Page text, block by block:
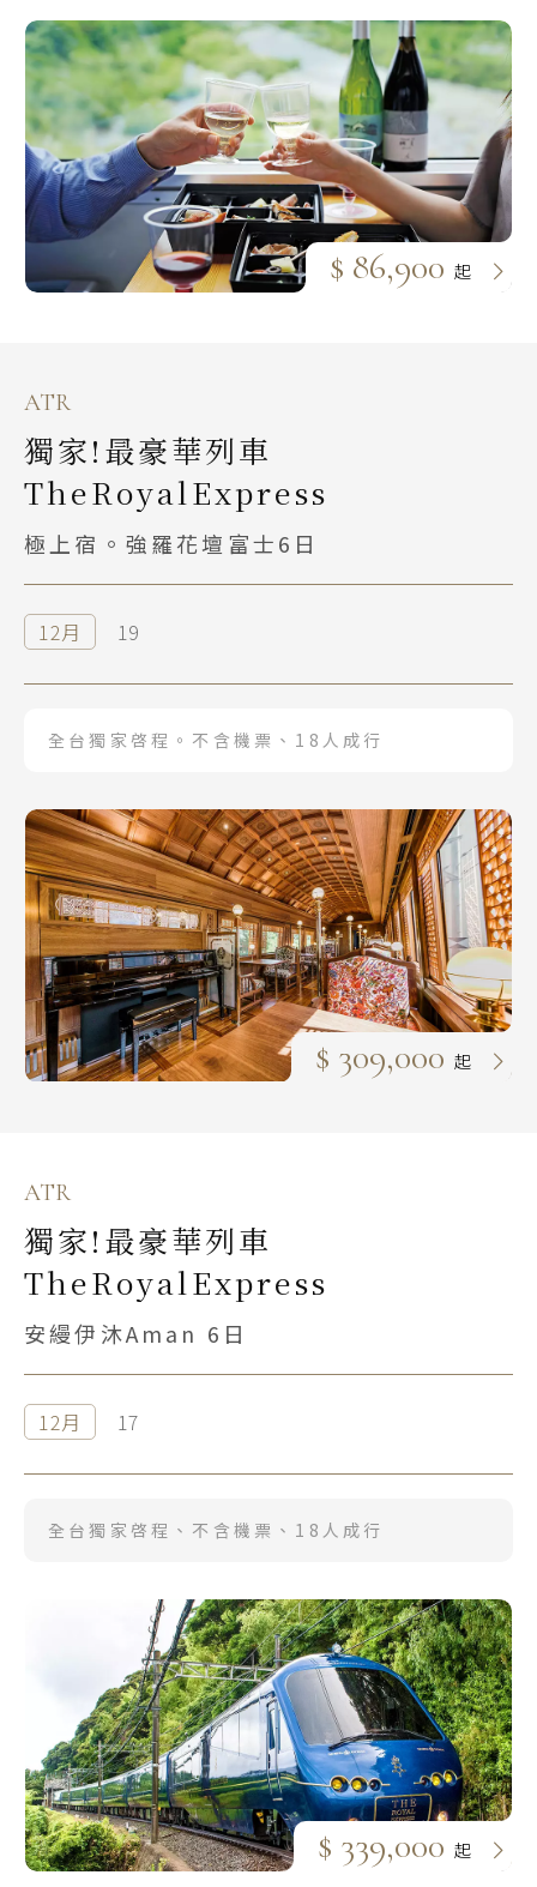
$ 86,900 起
ATR
獨家!最豪華列車
TheRoyalExpress
極上宿。強羅花壇富士6日
12月 19
全台獨家啓程。不含機票、18人成行
$ 309,000 起
ATR
獨家!最豪華列車
TheRoyalExpress
安縵伊沐Aman 6日
12月 17
全台獨家啓程、不含機票、18人成行
$ 339,000 起